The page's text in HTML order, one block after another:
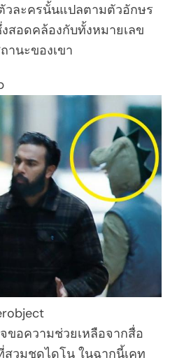
วละครนั้นแปลตามตัวอักษร
สอดคล้องกับทั้งหมายเลข
านะของเขา
อความช่วยเหลือจากสื่อ
สวมชุดไดโน ในฉากนี้เคท